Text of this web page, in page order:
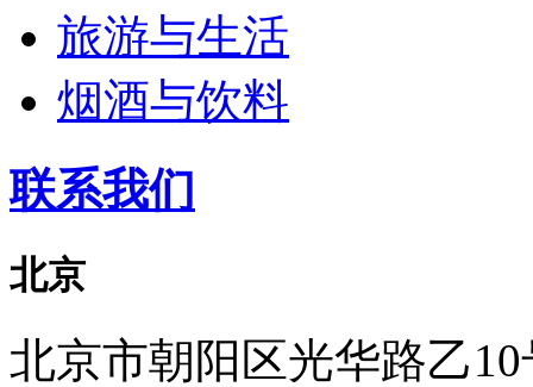
旅游与生活
烟酒与饮料
联系我们
北京
北京市朝阳区光华路乙